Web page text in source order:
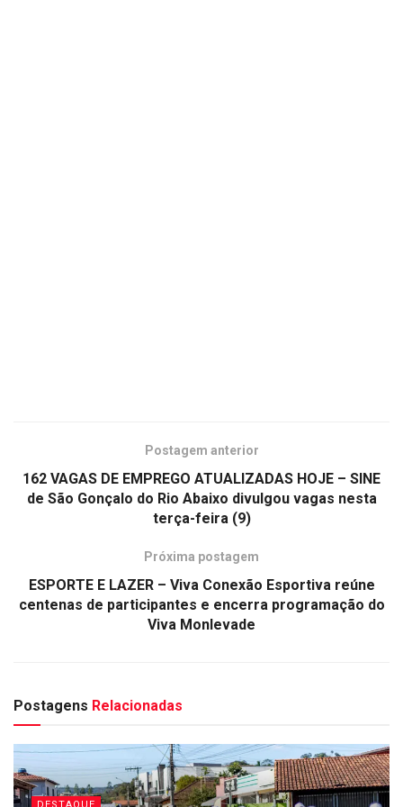
Postagem anterior
162 VAGAS DE EMPREGO ATUALIZADAS HOJE – SINE
de São Gonçalo do Rio Abaixo divulgou vagas nesta
terça-feira (9)
Próxima postagem
ESPORTE E LAZER – Viva Conexão Esportiva reúne
centenas de participantes e encerra programação do
Viva Monlevade
Postagens Relacionadas